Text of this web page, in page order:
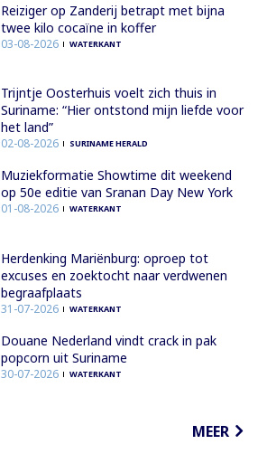
Reiziger op Zanderij betrapt met bijna
twee kilo cocaïne in koffer
03-08-2026 WATERKANT
Trijntje Oosterhuis voelt zich thuis in
Suriname: “Hier ontstond mijn liefde voor
het land”
02-08-2026 SURINAME HERALD
Muziekformatie Showtime dit weekend
op 50e editie van Sranan Day New York
01-08-2026 WATERKANT
Herdenking Mariënburg: oproep tot
excuses en zoektocht naar verdwenen
begraafplaats
31-07-2026 WATERKANT
Douane Nederland vindt crack in pak
popcorn uit Suriname
30-07-2026 WATERKANT
MEER